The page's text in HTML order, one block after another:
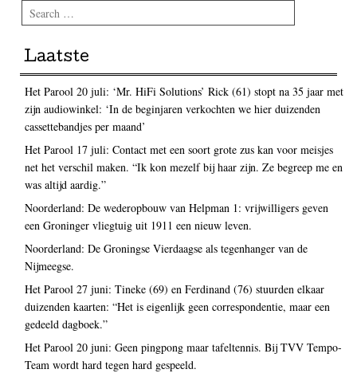
Search
Laatste
Het Parool 20 juli: ‘Mr. HiFi Solutions’ Rick (61) stopt na 35 jaar met
zijn audiowinkel: ‘In de beginjaren verkochten we hier duizenden
cassettebandjes per maand’
Het Parool 17 juli: Contact met een soort grote zus kan voor meisjes
net het verschil maken. “Ik kon mezelf bij haar zijn. Ze begreep me en
was altijd aardig.”
Noorderland: De wederopbouw van Helpman 1: vrijwilligers geven
een Groninger vliegtuig uit 1911 een nieuw leven.
Noorderland: De Groningse Vierdaagse als tegenhanger van de
Nijmeegse.
Het Parool 27 juni: Tineke (69) en Ferdinand (76) stuurden elkaar
duizenden kaarten: “Het is eigenlijk geen correspondentie, maar een
gedeeld dagboek.”
Het Parool 20 juni: Geen pingpong maar tafeltennis. Bij TVV Tempo-
Team wordt hard tegen hard gespeeld.